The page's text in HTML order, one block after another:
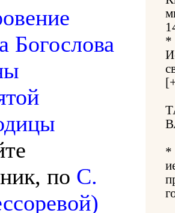
Богослова
по С.
*
*